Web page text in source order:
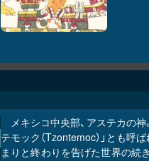
メキシコ中央部、アステカの神
テモック（Tzontemoc）」とも
まりと終わりを告げた世界の続